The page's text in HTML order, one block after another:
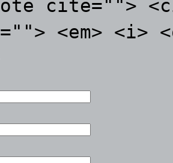
cite="">
<em> <i>